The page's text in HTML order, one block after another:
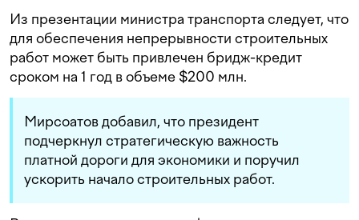
Из презентации министра транспорта следует, что
для обеспечения непрерывности строительных
работ может быть привлечен бридж-кредит
сроком на 1 год в объеме $200 млн.
Мирсоатов добавил, что президент
подчеркнул стратегическую важность
платной дороги для экономики и поручил
ускорить начало строительных работ.